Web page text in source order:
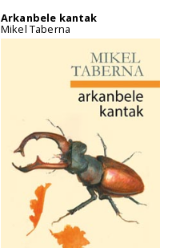
Arkanbele kantak
Mikel Taberna